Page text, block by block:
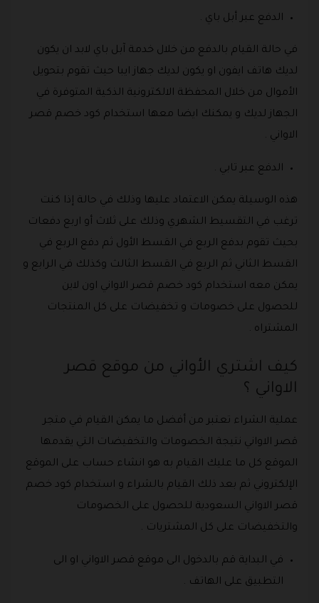
الدفع عبر أبل باي .
في حالة القيام بالدفع من خلال خدمة آبل باي لابد ان يكون
لديك هاتف ايفون او يكون لديك جهاز ايبا حيث تقوم بتحويل
الأموال من خلال المحفظة الالكترونية الذكية المتوفرة في
الجهاز لديك و يمكنك ايضا معها استخدام كود خصم قصر
الاواني .
الدفع عبر تابي .
هذه الوسيلة يمكن الاعتماد عليها وذلك في حالة إذا كنت
ترغب في التقسيط الشهري وذلك على ثلاث أو اربع دفعات
بحيث تقوم بدفع الربع في القسط الأول ثم دفع الربع في
القسط الثاني ثم الربع في القسط الثالث وكذلك في الرابع و
يمكن معه استخدام كود خصم قصر الاواني اون لاين
للحصول على خصومات و تخفيضات على كل المنتجات
المشتراه .
كيف اشتري الأواني من موقع قصر
الاواني ؟
عملية الشراء تعتبر من أفضل ما يمكن القيام في متجر
قصر الاواني نتيجة الخصومات والتخفيضات التي يقدمها
الموقع كل ما عليك القيام به هو انشاء حساب على الموقع
الإلكتروني ثم بعد ذلك القيام بالشراء و استخدام كود خصم
قصر الاواني السعودية للحصول على الخصومات
والتخفيضات على كل المشتريات .
في البداية قم بالدخول الى موقع قصر الاواني او الى
التطبيق على الهاتف .